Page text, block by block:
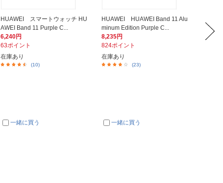
HUAWEI スマートウォッチ HU
AWEI Band 11 Purple C...
6,240円
63ポイント
在庫あり
(10)
一緒に買う
HUAWEI HUAWEI Band 11 Alu
minum Edition Purple C...
8,235円
824ポイント
在庫あり
(23)
一緒に買う
FI-
15,800